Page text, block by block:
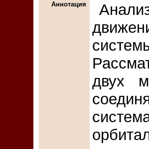
Аннотация
двух